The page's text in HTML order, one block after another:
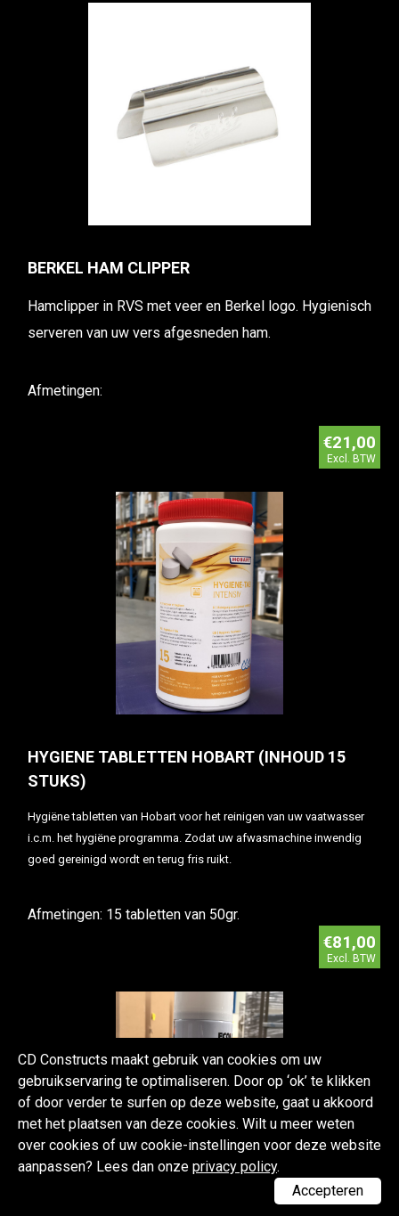
CD Constructs maakt gebruik van cookies om uw
gebruikservaring te optimaliseren. Door op ‘ok’ te klikken
of door verder te surfen op deze website, gaat u akkoord
met het plaatsen van deze cookies. Wilt u meer weten
over cookies of uw cookie-instellingen voor deze website
aanpassen? Lees dan onze privacy policy.
Accepteren
BERKEL HAM CLIPPER
Hamclipper in RVS met veer en Berkel logo. Hygienisch
serveren van uw vers afgesneden ham.
Afmetingen:
€21,00
Excl. BTW
HYGIENE TABLETTEN HOBART (INHOUD 15
STUKS)
Hygiëne tabletten van Hobart voor het reinigen van uw vaatwasser
i.c.m. het hygiëne programma. Zodat uw afwasmachine inwendig
goed gereinigd wordt en terug fris ruikt.
Afmetingen: 15 tabletten van 50gr.
€81,00
Excl. BTW